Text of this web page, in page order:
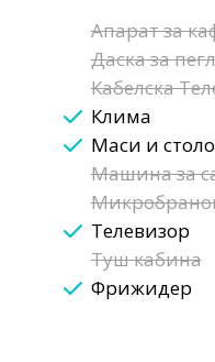
Апарат за
Даска за
Кабелска
Клима
Маси и
Машина за
Телевизор
Туш кабина
Фрижидер